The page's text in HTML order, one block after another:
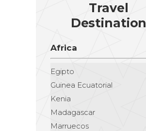
Travel
Destination
Africa
Egipto
Guinea Ecuatorial
Kenia
Madagascar
Marruecos